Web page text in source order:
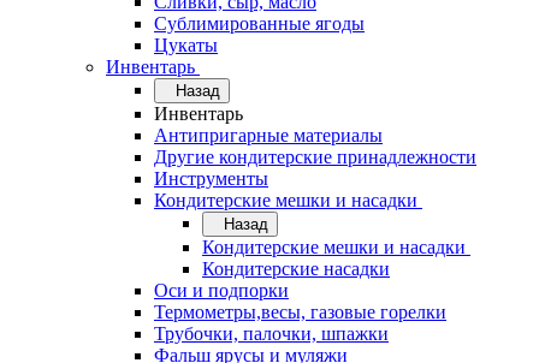
Сублимированные ягоды
Цукаты
Инвентарь
Назад
Инвентарь
Антипригарные материалы
Другие кондитерские принадлежности
Инструменты
Кондитерские мешки и насадки
Назад
Кондитерские мешки и насадки
Кондитерские насадки
Оси и подпорки
Термометры,весы, газовые горелки
Трубочки, палочки, шпажки
Фальш ярусы и муляжи